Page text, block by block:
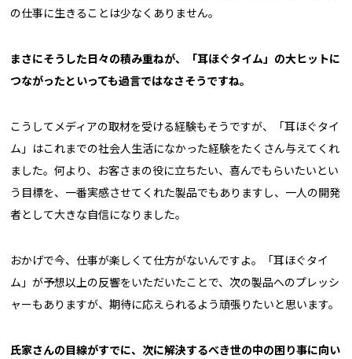
の仕事に生きることは少なくありません。
――まさにそうした日々の積み重ねが、「耳ほぐタイム」の大ヒットに
つながったといっても過言ではなさそうですね。
こうしてメディアの取材を受ける経験もそうですが、「耳ほぐタイ
ム」はこれまでの社会人生活になかった経験をたくさん与えてくれ
ました。何より、お客さまの役に立ちたい、喜んでもらいたいとい
う目標を、一番実感させてくれた製品でもありますし、一人の開発
者として大きな自信になりました。
おかげで今、仕事が楽しくて仕方がないんですよ。「耳ほぐタイ
ム」が予想以上の反響をいただいたことで、次の製品へのプレッシ
ャーもありますが、期待に応えられるよう頑張りたいと思います。
――氏家さんの目線がすでに、次に解決するべき世の中の困り事に向い